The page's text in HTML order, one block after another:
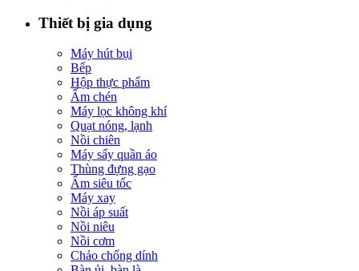
Thiết bị gia dụng
Máy hút bụi
Bếp
Hộp thực phẩm
Ấm chén
Máy lọc không khí
Quạt nóng, lạnh
Nồi chiên
Máy sấy quần áo
Thùng đựng gạo
Ấm siêu tốc
Máy xay
Nồi áp suất
Nồi niêu
Nồi cơm
Chảo chống dính